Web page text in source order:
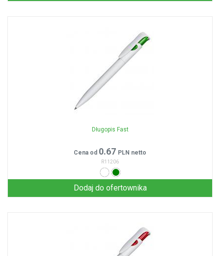
Długopis Fast
Cena od 0.67 PLN netto
R11206
Dodaj do ofertownika